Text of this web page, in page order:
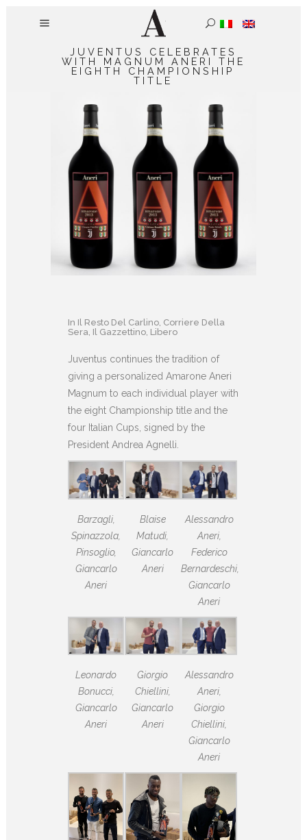
JUVENTUS CELEBRATES
WITH MAGNUM ANERI THE
EIGHTH CHAMPIONSHIP
TITLE
In Il Resto Del Carlino, Corriere Della
Sera, Il Gazzettino, Libero
Juventus continues the tradition of
giving a personalized Amarone Aneri
Magnum to each individual player with
the eight Championship title and the
four Italian Cups, signed by the
President Andrea Agnelli.
Barzagli,
Spinazzola,
Pinsoglio,
Giancarlo
Aneri
Blaise
Matudi,
Giancarlo
Aneri
Alessandro
Aneri,
Federico
Bernardeschi,
Giancarlo
Aneri
Leonardo
Bonucci,
Giancarlo
Aneri
Giorgio
Chiellini,
Giancarlo
Aneri
Alessandro
Aneri,
Giorgio
Chiellini,
Giancarlo
Aneri